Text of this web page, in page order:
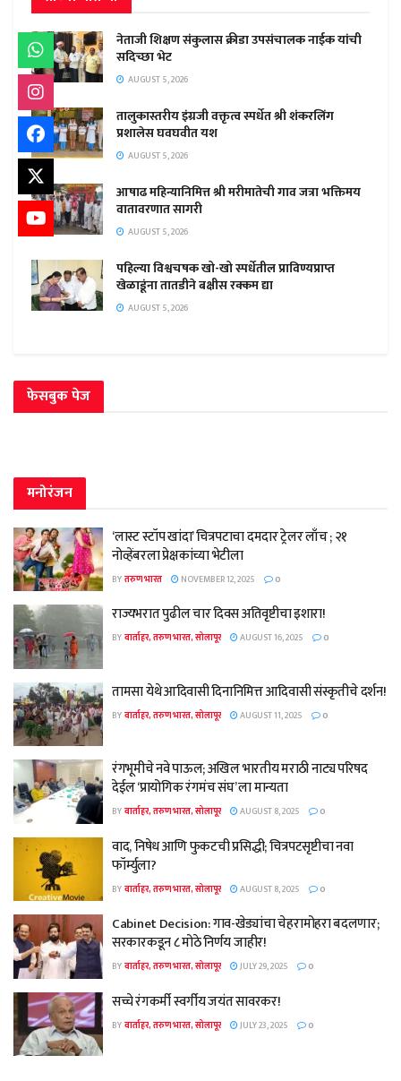
नेताजी शिक्षण संकुलास क्रीडा उपसंचालक नाईक यांची
सदिच्छा भेट
AUGUST 5, 2026
तालुकास्तरीय इंग्रजी वक्तृत्व स्पर्धेत श्री शंकरलिंग
प्रशालेस घवघवीत यश
AUGUST 5, 2026
आषाढ महिन्यानिमित्त श्री मरीमातेची गाव जत्रा भक्तिमय
वातावरणात सागरी
AUGUST 5, 2026
पहिल्या विश्वचषक खो-खो स्पर्धेतील प्राविण्यप्राप्त
खेळाडूंना तातडीने बक्षीस रक्कम द्या
AUGUST 5, 2026
फेसबुक पेज
मनोरंजन
‘लास्ट स्टॉप खांदा’ चित्रपटाचा दमदार ट्रेलर लाँच ; २१
नोव्हेंबरला प्रेक्षकांच्या भेटीला
BYतरुण भारत NOVEMBER 12, 2025 0
राज्यभरात पुढील चार दिवस अतिवृष्टीचा इशारा!
BYवार्ताहर, तरुण भारत, सोलापूर AUGUST 16, 2025 0
तामसा येथे आदिवासी दिनानिमित्त आदिवासी संस्कृतीचे दर्शन!
BYवार्ताहर, तरुण भारत, सोलापूर AUGUST 11, 2025 0
रंगभूमीचे नवे पाऊल; अखिल भारतीय मराठी नाट्य परिषद
देईल ‘प्रायोगिक रंगमंच संघ’ ला मान्यता
BYवार्ताहर, तरुण भारत, सोलापूर AUGUST 8, 2025 0
वाद, निषेध आणि फुकटची प्रसिद्धी; चित्रपटसृष्टीचा नवा
फॉर्म्युला?
BYवार्ताहर, तरुण भारत, सोलापूर AUGUST 8, 2025 0
Cabinet Decision: गाव-खेड्यांचा चेहरामोहरा बदलणार;
सरकारकडून ८ मोठे निर्णय जाहीर!
BYवार्ताहर, तरुण भारत, सोलापूर JULY 29, 2025 0
सच्चे रंगकर्मी स्वर्गीय जयंत सावरकर!
BYवार्ताहर, तरुण भारत, सोलापूर JULY 23, 2025 0